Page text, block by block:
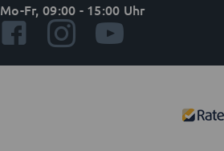
Mo-Fr, 09:00 - 15:00 Uhr